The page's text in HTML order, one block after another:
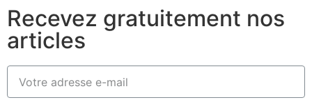
Recevez gratuitement nos
articles